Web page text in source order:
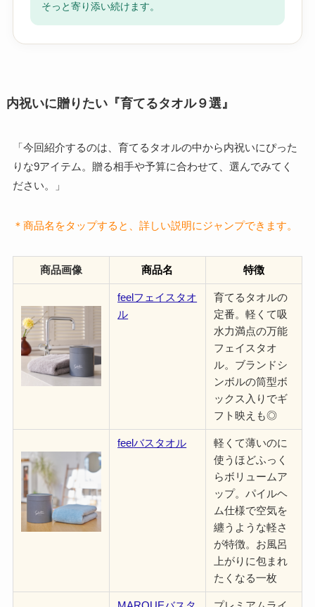
そっと寄り添い続けます。
内祝いに贈りたい『育てるタオル９選』
「今回紹介するのは、育てるタオルの中から内祝いにぴった
りな9アイテム。贈る相手や予算に合わせて、選んでみてく
ださい。」
＊商品名をタップすると、詳しい説明にジャンプできます。
商品画像 商品名 特徴
feelフェイスタオ
ル
育てるタオルの
定番。軽くて吸
水力満点の万能
フェイスタオ
ル。ブランドシ
ンボルの筒型ボ
ックス入りでギ
フト映えも◎
feelバスタオル
軽くて薄いのに
使うほどふっく
らボリュームア
ップ。パイルヘ
ム仕様で空気を
纏うような軽さ
が特徴。お風呂
上がりに包まれ
たくなる一枚